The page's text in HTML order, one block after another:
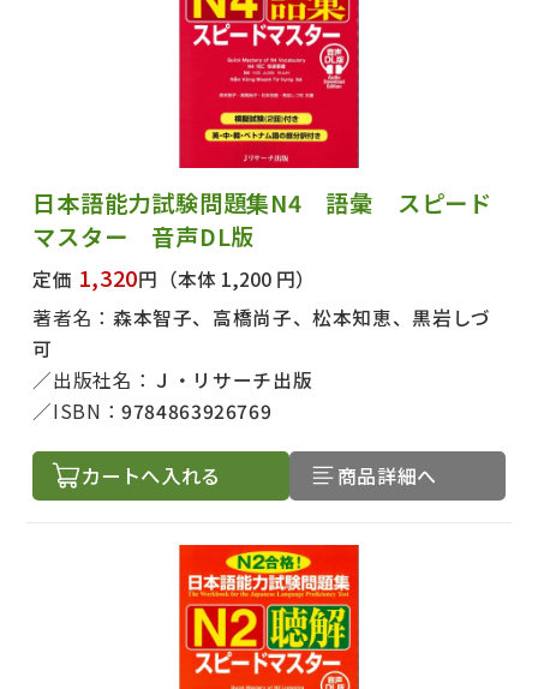
日本語能力試験問題集N4 語彙 スピード
マスター 音声DL版
定価 1,320円 （本体 1,200 円）
著者名： 森本智子、高橋尚子、松本知恵、黒岩しづ
可
出版社名： Ｊ・リサーチ出版
ISBN：9784863926769
カートへ入れる 商品詳細へ